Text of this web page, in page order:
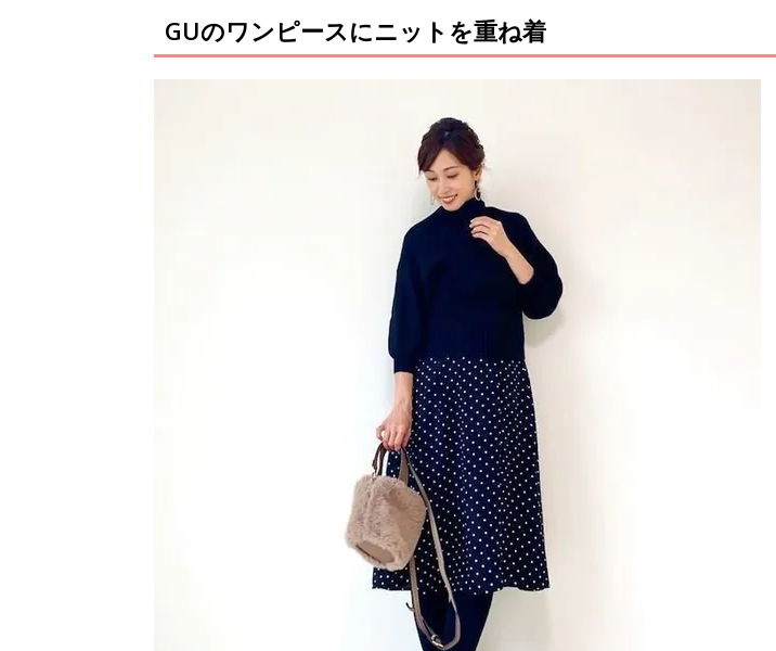
u
GUのワンピースにニットを重ね着